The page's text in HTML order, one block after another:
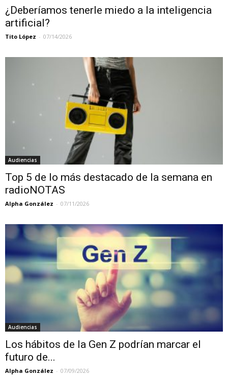
¿Deberíamos tenerle miedo a la inteligencia
artificial?
Tito López - 07/14/2026
Audiencias
Top 5 de lo más destacado de la semana en
radioNOTAS
Alpha González - 07/11/2026
Audiencias
Los hábitos de la Gen Z podrían marcar el
futuro de...
Alpha González - 07/09/2026